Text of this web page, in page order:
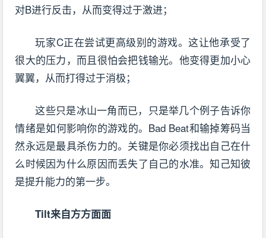
对B进行反击，从而变得过于激进；
玩家C正在尝试更高级别的游戏。这让他承受了
很大的压力，而且很怕会把钱输光。他变得更加小心
翼翼，从而打得过于消极；
这些只是冰山一角而已，只是举几个例子告诉你
情绪是如何影响你的游戏的。Bad Beat和输掉筹码当
然永远是最具杀伤力的。关键是你必须找出自己在什
么时候因为什么原因而丢失了自己的水准。知己知彼
是提升能力的第一步。
Tilt来自方方面面